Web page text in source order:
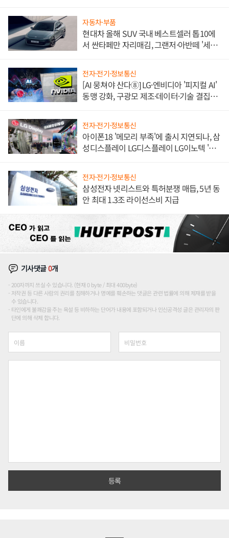
자동차·부품
현대차 올해 SUV 국내 베스트셀러 톱10에
서 싼타페만 자리매김, 그랜저·아반떼 '세단
전자·전기·정보통신
[AI 뭉쳐야 산다⑧] LG·엔비디아 '피지컬 AI'
동맹 강화, 구광모 제조·데이터·기술 결집
전자·전기·정보통신
아이폰18 '메모리 부족'에 출시 지연되나, 삼
성디스플레이 LG디스플레이 LG이노텍 '탈
전자·전기·정보통신
삼성전자 넷리스트와 특허분쟁 매듭, 5년 동
안 최대 1.3조 라이선스비 지급
기사댓글0개
200자까지 쓰실 수 있습니다. (현재 0 byte / 최대 400byte)
저작권 등 다른 사람의 권리를 침해하거나 명예를 훼손하는 댓글은 관련 법률에 의해 제재를 받을
수 있습니다.
타인에게 불쾌감을 주는 욕설 등 비하하는 단어가 내용에 포함되거나 인신공격성 글은 관리자의 판
단에 의해 삭제 합니다.